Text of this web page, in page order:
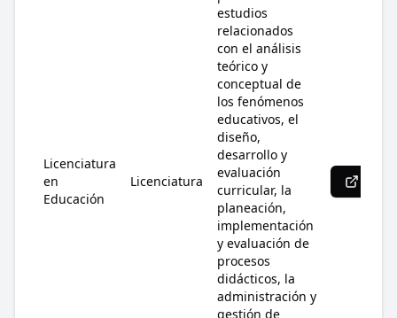
Licenciatura
en
Educación
Licenciatura
estudios
relacionados
con el análisis
teórico y
conceptual de
los fenómenos
educativos, el
diseño,
desarrollo y
evaluación
curricular, la
planeación,
implementación
y evaluación de
procesos
didácticos, la
administración y
gestión de